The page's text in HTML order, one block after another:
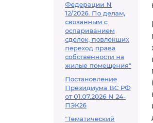
Федерации N
12/2026. По делам,
связанным с
оспариванием
сделок, повлекших
переход права
собственности на
жилые помещения"
Постановление
Президиума ВС РФ
от 01.07.2026 N 24-
ПЭК26
"Тематический